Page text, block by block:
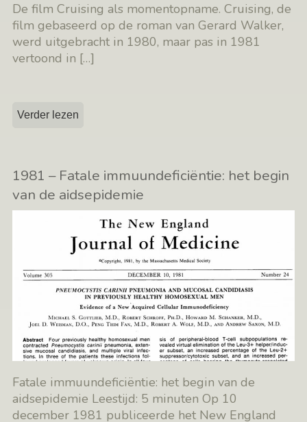
De film Cruising als momentopname. Cruising, de
film gebaseerd op de roman van Gerard Walker,
werd uitgebracht in 1980, maar pas in 1981
vertoond in […]
Verder lezen
1981 – Fatale immuundeficiëntie: het begin
van de aidsepidemie
Fatale immuundeficiëntie: het begin van de
aidsepidemie Leestijd: 5 minuten Op 10
december 1981 publiceerde het New England